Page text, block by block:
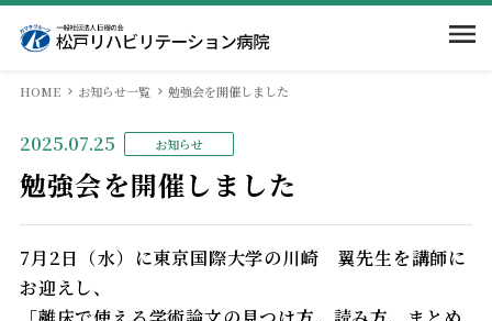
ホーム
当院のご案内
病院概要
入院のご案内
部門紹介
HOME お知らせ一覧 勉強会を開催しました
2025.07.25 お知らせ
勉強会を開催しました
7月2日（水）に東京国際大学の川崎 翼先生を講師に
お迎えし、